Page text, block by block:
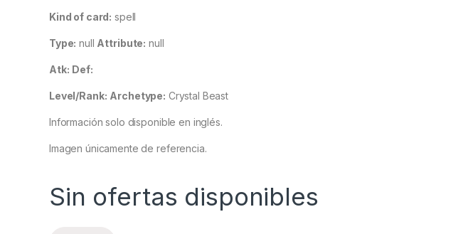
Kind of card: spell
Type: null Attribute: null
Atk: Def:
Level/Rank: Archetype: Crystal Beast
Información solo disponible en inglés.
Imagen únicamente de referencia.
Sin ofertas disponibles